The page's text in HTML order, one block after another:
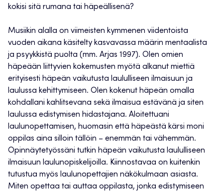
kokisi sitä rumana tai häpeällisenä?
Musiikin alalla on viimeisten kymmenen viidentoista
vuoden aikana käsitelty kasvavassa määrin mentaalista
ja psyykkistä puolta (mm. Arjas 1997). Olen omien
häpeään liittyvien kokemusten myötä alkanut miettiä
erityisesti häpeän vaikutusta laululliseen ilmaisuun ja
laulussa kehittymiseen. Olen kokenut häpeän omalla
kohdallani kahlitsevana sekä ilmaisua estävänä ja siten
laulussa edistymisen hidastajana. Aloitettuani
laulunopettamisen, huomasin että häpeästä kärsi moni
oppilas aina silloin tällöin – enemmän tai vähemmän.
Opinnäytetyössäni tutkin häpeän vaikutusta laululliseen
ilmaisuun laulunopiskelijoilla. Kiinnostavaa on kuitenkin
tutustua myös laulunopettajien näkökulmaan asiasta.
Miten opettaa tai auttaa oppilasta, jonka edistymiseen